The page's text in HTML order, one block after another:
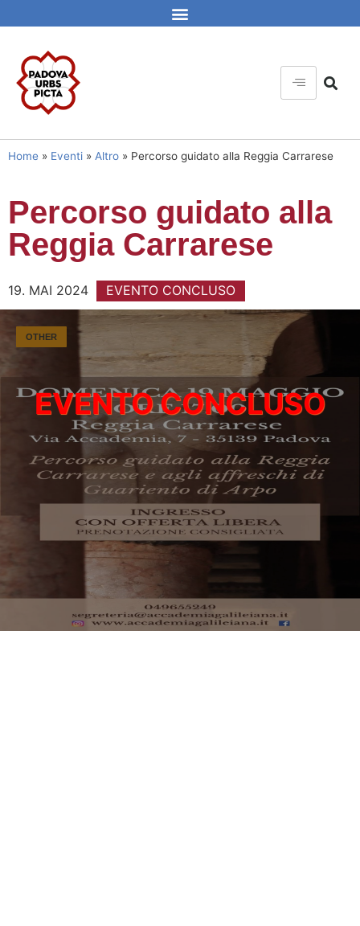
Home » Eventi » Altro » Percorso guidato alla Reggia Carrarese
Percorso guidato alla
Reggia Carrarese
19. MAI 2024 EVENTO CONCLUSO
OTHER